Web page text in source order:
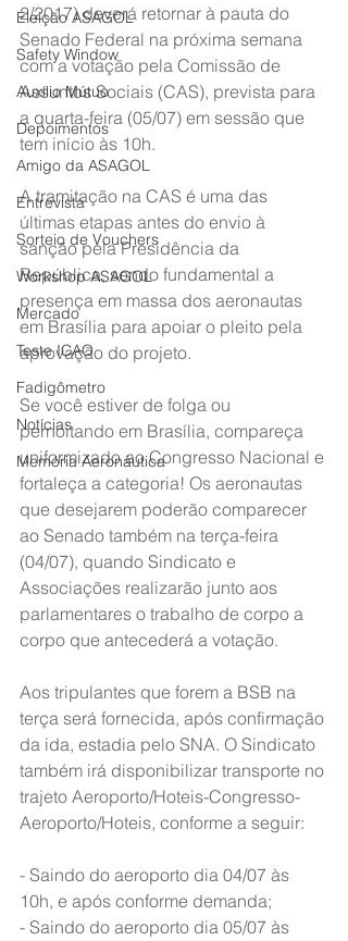
Eleição ASAGOL
Safety Window
Auxílio Mútuo
Depoimentos
Amigo da ASAGOL
Entrevista
Sorteio de Vouchers
Workshop ASAGOL
Mercado
Teste ICAO
Fadigômetro
Notícias
Memória Aeronáutica
2/2017) deverá retornar à pauta do
Senado Federal na próxima semana
com a votação pela Comissão de
Assuntos Sociais (CAS), prevista para
a quarta-feira (05/07) em sessão que
tem início às 10h.
A tramitação na CAS é uma das
últimas etapas antes do envio à
sanção pela Presidência da
República, sendo fundamental a
presença em massa dos aeronautas
em Brasília para apoiar o pleito pela
aprovação do projeto.
Se você estiver de folga ou
pernoitando em Brasília, compareça
uniformizado ao Congresso Nacional e
fortaleça a categoria! Os aeronautas
que desejarem poderão comparecer
ao Senado também na terça-feira
(04/07), quando Sindicato e
Associações realizarão junto aos
parlamentares o trabalho de corpo a
corpo que antecederá a votação.
Aos tripulantes que forem a BSB na
terça será fornecida, após confirmação
da ida, estadia pelo SNA. O Sindicato
também irá disponibilizar transporte no
trajeto Aeroporto/Hoteis-Congresso-
Aeroporto/Hoteis, conforme a seguir:
- Saindo do aeroporto dia 04/07 às
10h, e após conforme demanda;
- Saindo do aeroporto dia 05/07 às